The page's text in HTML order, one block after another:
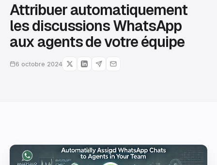
Attribuer automatiquement
les discussions WhatsApp
aux agents de votre équipe
6 octobre 2024